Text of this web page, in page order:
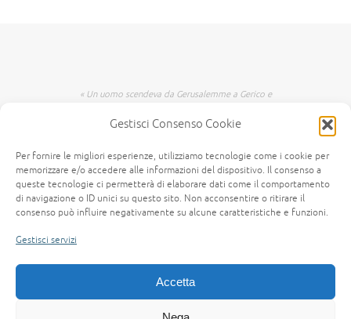
Gestisci Consenso Cookie
Per fornire le migliori esperienze, utilizziamo tecnologie come i cookie per
memorizzare e/o accedere alle informazioni del dispositivo. Il consenso a
queste tecnologie ci permetterà di elaborare dati come il comportamento
di navigazione o ID unici su questo sito. Non acconsentire o ritirare il
consenso può influire negativamente su alcune caratteristiche e funzioni.
Gestisci servizi
Accetta
« Un uomo scendeva da Gerusalemme a Gerico e
percossero e poi se ne andarono, lasciandolo
per quella medesima strada e quando lo vide
passò oltre dall'altra parte. Anche un levita,
giunto in quel luogo, lo vide e passò oltre. Invece
un Samaritano, che era in viaggio, passandogli
accanto lo vide e n'ebbe compassione. Gli si fece
all'albergatore, dicendo: Abbi cura di lui e ciò
che spenderai in più, te lo rifonderò al mio